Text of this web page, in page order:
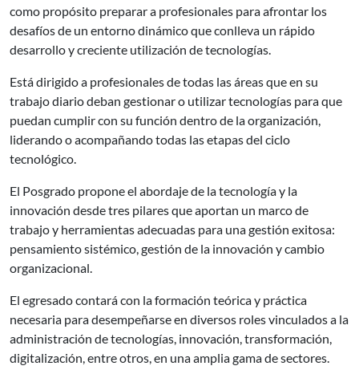
como propósito preparar a profesionales para afrontar los
desafíos de un entorno dinámico que conlleva un rápido
desarrollo y creciente utilización de tecnologías.
Está dirigido a profesionales de todas las áreas que en su
trabajo diario deban gestionar o utilizar tecnologías para que
puedan cumplir con su función dentro de la organización,
liderando o acompañando todas las etapas del ciclo
tecnológico.
El Posgrado propone el abordaje de la tecnología y la
innovación desde tres pilares que aportan un marco de
trabajo y herramientas adecuadas para una gestión exitosa:
pensamiento sistémico, gestión de la innovación y cambio
organizacional.
El egresado contará con la formación teórica y práctica
necesaria para desempeñarse en diversos roles vinculados a la
administración de tecnologías, innovación, transformación,
digitalización, entre otros, en una amplia gama de sectores.